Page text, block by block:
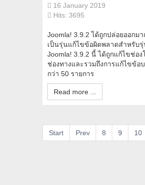
16 January 2019
Hits: 3695
Joomla! 3.9.2 ได้ถูกปล่อยออกม
เป็นรุ่นแก้ไขข้อผิดพลาดสำหรับ
Joomla! 3.9.2 นี้ ได้ถูกแก้ไขช่อ
ช่องทางและรวมถึงการแก้ไขข้อ
กว่า 50 รายการ
Read more ...
Start Prev 8 9 10